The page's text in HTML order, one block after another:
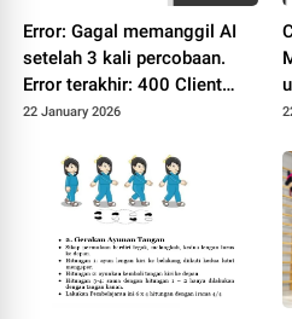
Error: Gagal memanggil AI
setelah 3 kali percobaan.
Error terakhir: 400 Client
Error: Bad Request for url:
intl.aliyuncs.com/compatibl
mode/v1/chat/completions
22 January 2026